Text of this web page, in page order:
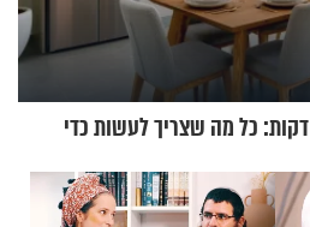
הבית יריח טוב יותר תוך 10 דקות: כל מה שצריך לעשות כדי